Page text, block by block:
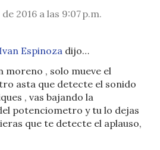
2016 a las 9:07 p.m.
Espinoza dijo…
moreno , solo mueve el
asta que detecte el sonido
, vas bajando la
potenciometro y tu lo dejas
que te detecte el aplauso,